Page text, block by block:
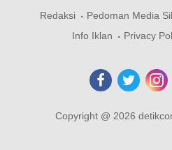
Redaksi Pedoman Media
Info Iklan
Privacy
Copyright @ 2026